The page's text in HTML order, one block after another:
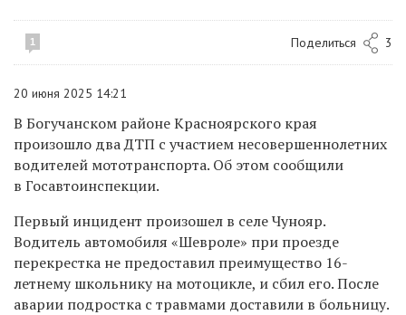
1 Поделиться 3
20 июня 2025 14:21
В Богучанском районе Красноярского края
произошло два ДТП с участием несовершеннолетних
водителей мототранспорта. Об этом сообщили
в Госавтоинспекции.
Первый инцидент произошел в селе Чунояр.
Водитель автомобиля «Шевроле» при проезде
перекрестка не предоставил преимущество 16-
летнему школьнику на мотоцикле, и сбил его. После
аварии подростка с травмами доставили в больницу.